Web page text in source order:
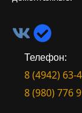
Телефон:
8 (4942) 63-
8 (980) 776